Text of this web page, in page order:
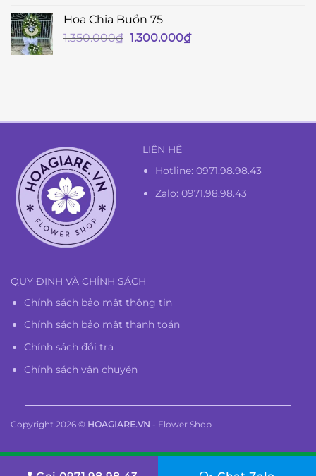
Hoa Chia Buồn 75
1.350.000₫ Giá
1.300.000₫Giá
LIÊN HỆ
Hotline:0971.98.98.43
Zalo: 0971.98.98.43
QUY ĐỊNH VÀ CHÍNH SÁCH
Chính sách bảo mật thông tin
Chính sách bảo mật thanh toán
Chính sách đổi trả
Chính sách vận chuyển
Copyright 2026 © HOAGIARE.VN - Flower Shop